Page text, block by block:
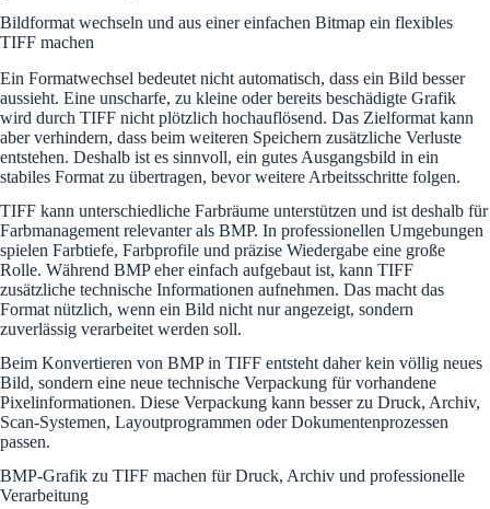
Bildformat wechseln und aus einer einfachen Bitmap ein flexibles
TIFF machen
Ein Formatwechsel bedeutet nicht automatisch, dass ein Bild besser
aussieht. Eine unscharfe, zu kleine oder bereits beschädigte Grafik
wird durch TIFF nicht plötzlich hochauflösend. Das Zielformat kann
aber verhindern, dass beim weiteren Speichern zusätzliche Verluste
entstehen. Deshalb ist es sinnvoll, ein gutes Ausgangsbild in ein
stabiles Format zu übertragen, bevor weitere Arbeitsschritte folgen.
TIFF kann unterschiedliche Farbräume unterstützen und ist deshalb für
Farbmanagement relevanter als BMP. In professionellen Umgebungen
spielen Farbtiefe, Farbprofile und präzise Wiedergabe eine große
Rolle. Während BMP eher einfach aufgebaut ist, kann TIFF
zusätzliche technische Informationen aufnehmen. Das macht das
Format nützlich, wenn ein Bild nicht nur angezeigt, sondern
zuverlässig verarbeitet werden soll.
Beim Konvertieren von BMP in TIFF entsteht daher kein völlig neues
Bild, sondern eine neue technische Verpackung für vorhandene
Pixelinformationen. Diese Verpackung kann besser zu Druck, Archiv,
Scan-Systemen, Layoutprogrammen oder Dokumentenprozessen
passen.
BMP-Grafik zu TIFF machen für Druck, Archiv und professionelle
Verarbeitung